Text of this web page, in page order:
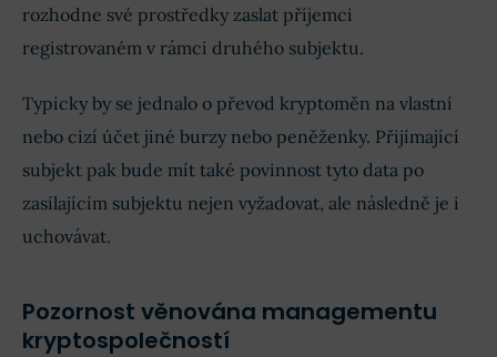
rozhodne své prostředky zaslat příjemci
registrovaném v rámci druhého subjektu.
Typicky by se jednalo o převod kryptoměn na vlastní
nebo cizí účet jiné burzy nebo peněženky. Přijímající
subjekt pak bude mít také povinnost tyto data po
zasílajícím subjektu nejen vyžadovat, ale následně je i
uchovávat.
Pozornost věnována managementu
kryptospolečností